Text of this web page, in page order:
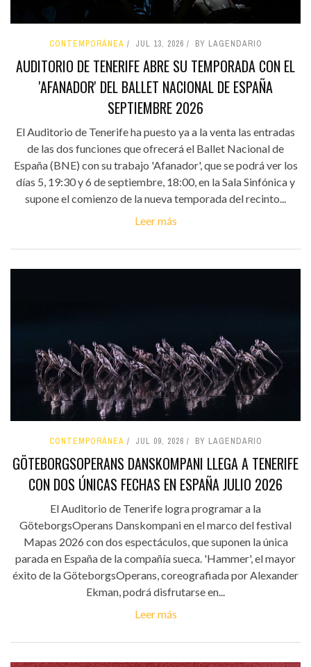
CONTEMPORÁNEA JUL 13, 2026 BY LAGENDARIO
AUDITORIO DE TENERIFE ABRE SU TEMPORADA CON EL
'AFANADOR' DEL BALLET NACIONAL DE ESPAÑA
SEPTIEMBRE 2026
El Auditorio de Tenerife ha puesto ya a la venta las entradas
de las dos funciones que ofrecerá el Ballet Nacional de
España (BNE) con su trabajo 'Afanador', que se podrá ver los
días 5, 19:30 y 6 de septiembre, 18:00, en la Sala Sinfónica y
supone el comienzo de la nueva temporada del recinto...
Leer más
CONTEMPORÁNEA JUL 09, 2026 BY LAGENDARIO
GÖTEBORGSOPERANS DANSKOMPANI LLEGA A TENERIFE
CON DOS ÚNICAS FECHAS EN ESPAÑA JULIO 2026
El Auditorio de Tenerife logra programar a la
GöteborgsOperans Danskompani en el marco del festival
Mapas 2026 con dos espectáculos, que suponen la única
parada en España de la compañía sueca. 'Hammer', el mayor
éxito de la GöteborgsOperans, coreografiada por Alexander
Ekman, podrá disfrutarse en...
Leer más